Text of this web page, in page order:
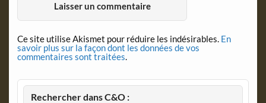
Ce site utilise Akismet pour réduire les indésirables. En
savoir plus sur la façon dont les données de vos
commentaires sont traitées.
Rechercher dans C&O :